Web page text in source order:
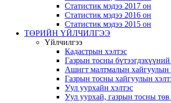
Статистик мэдээ 2017 он
Статистик мэдээ 2016 он
Статистик мэдээ 2015 он
ТӨРИЙН ҮЙЛЧИЛГЭЭ
Үйлчилгээ
Кадастрын хэлтэс
Газрын тосны бүтээгдэхүүний
Ашигт малтмалын хайгуулын
Газрын тосны хайгуулын
Уул уурхайн хэлтэс
Уул уурхай, газрын тосны төв